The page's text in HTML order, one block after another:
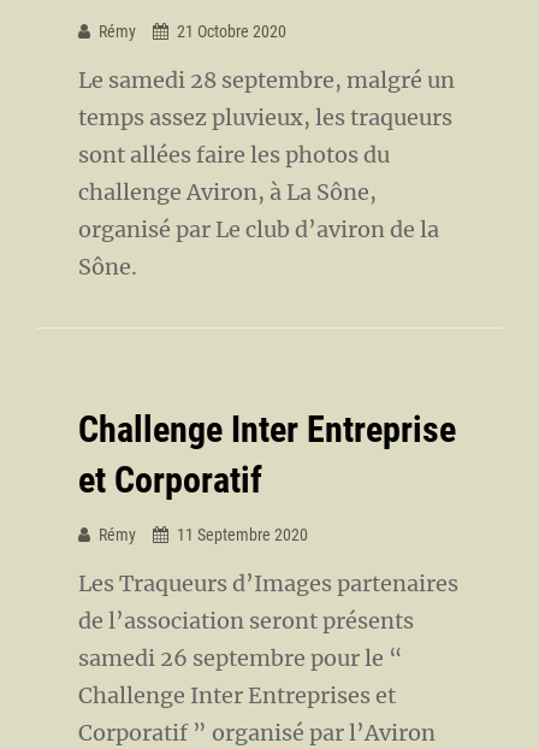
Rémy 21 Octobre 2020
Le samedi 28 septembre, malgré un
temps assez pluvieux, les traqueurs
sont allées faire les photos du
challenge Aviron, à La Sône,
organisé par Le club d’aviron de la
Sône.
Challenge Inter Entreprise
et Corporatif
Rémy 11 Septembre 2020
Les Traqueurs d’Images partenaires
de l’association seront présents
samedi 26 septembre pour le “
Challenge Inter Entreprises et
Corporatif ” organisé par l’Aviron